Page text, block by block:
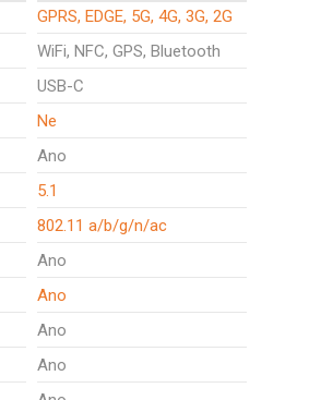
GPRS, EDGE, 5G, 4G, 3G, 2G
WiFi, NFC, GPS, Bluetooth
USB-C
Ne
Ano
5.1
802.11 a/b/g/n/ac
Ano
Ano
Ano
Ano